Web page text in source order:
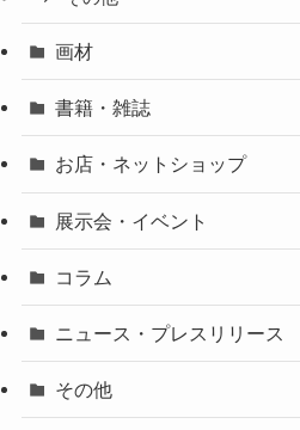
画材
書籍・雑誌
お店・ネットショップ
展示会・イベント
コラム
ニュース・プレスリリース
その他